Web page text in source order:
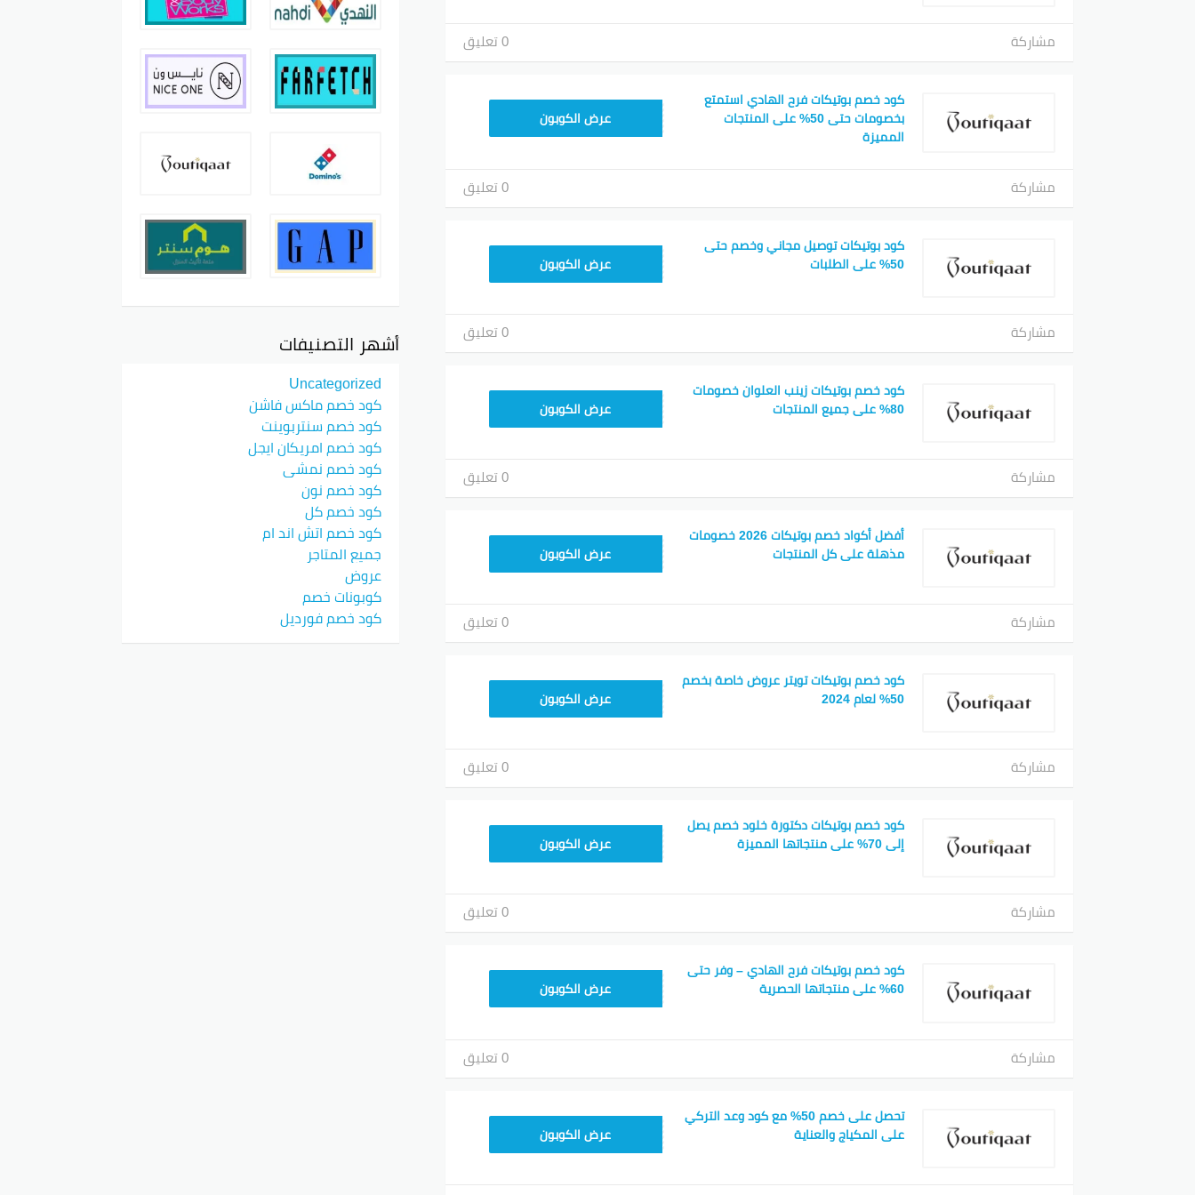
مشاركة 0 تعليق
كود خصم بوتيكات فرح الهادي استمتع
بخصومات حتى 50% على المنتجات
المميزة
F53EADB4
عرض الكوبون
مشاركة 0 تعليق
كود بوتيكات توصيل مجاني وخصم حتى
50% على الطلبات
F53EADB4
عرض الكوبون
مشاركة 0 تعليق
كود خصم بوتيكات زينب العلوان خصومات
80% على جميع المنتجات
F53EADB4
عرض الكوبون
مشاركة 0 تعليق
أفضل أكواد خصم بوتيكات 2026 خصومات
مذهلة على كل المنتجات
F53EADB4
عرض الكوبون
مشاركة 0 تعليق
كود خصم بوتيكات تويتر عروض خاصة بخصم
50% لعام 2024
F53EADB4
عرض الكوبون
مشاركة 0 تعليق
كود خصم بوتيكات دكتورة خلود خصم يصل
إلى 70% على منتجاتها المميزة
BOT24عرض الكوبون
مشاركة 0 تعليق
كود خصم بوتيكات فرح الهادي – وفر حتى
60% على منتجاتها الحصرية
BOT24عرض الكوبون
مشاركة 0 تعليق
تحصل على خصم 50% مع كود وعد التركي
على المكياج والعناية
F53EADB4
عرض الكوبون
أشهر التصنيفات
Uncategorized
كود خصم ماكس فاشن
كود خصم سنتربوينت
كود خصم امريكان ايجل
كود خصم نمشي
كود خصم نون
كود خصم كل
كود خصم اتش اند ام
جميع المتاجر
عروض
كوبونات خصم
كود خصم فورديل